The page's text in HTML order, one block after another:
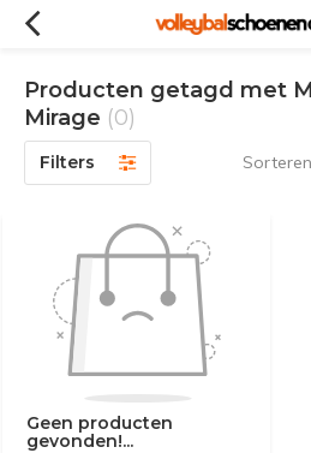
Producten getagd met
Mirage (0)
Filters
Geen producten
gevonden!...